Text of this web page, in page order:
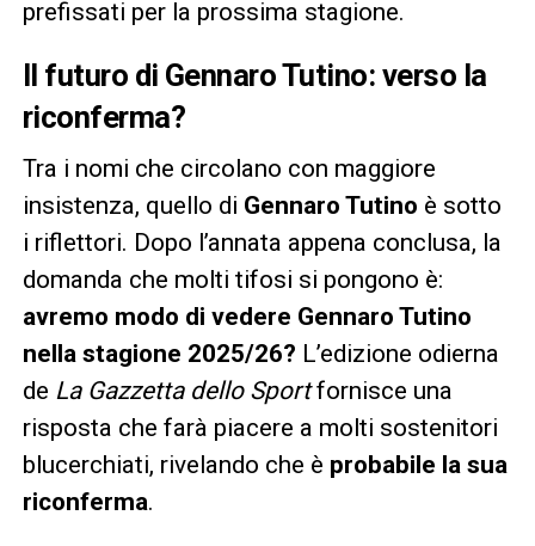
prefissati per la prossima stagione.
Il futuro di Gennaro Tutino: verso la
riconferma?
Tra i nomi che circolano con maggiore
insistenza, quello di Gennaro Tutino è sotto
i riflettori. Dopo l’annata appena conclusa, la
domanda che molti tifosi si pongono è:
avremo modo di vedere Gennaro Tutino
nella stagione 2025/26? L’edizione odierna
de La Gazzetta dello Sportfornisce una
risposta che farà piacere a molti sostenitori
blucerchiati, rivelando che è probabile la sua
riconferma.